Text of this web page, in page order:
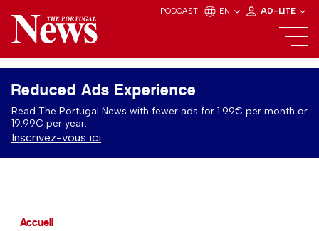
PODCAST EN AD-LITE
Reduced Ads Experience
Read The Portugal News with fewer ads for 1.99€ per month or
19.99€ per year.
Inscrivez-vous ici
Accueil